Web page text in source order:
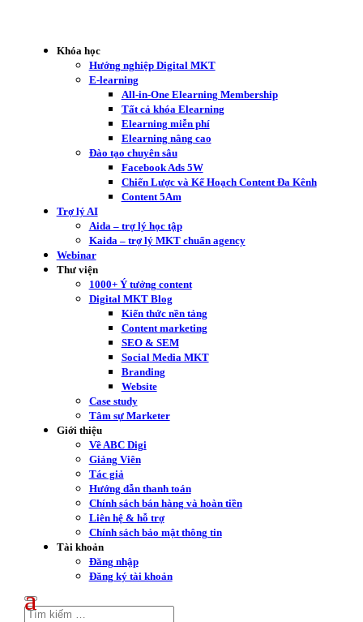
Khóa học
Hướng nghiệp Digital MKT
E-learning
All-in-One Elearning Membership
Tất cả khóa Elearning
Elearning miễn phí
Elearning nâng cao
Đào tạo chuyên sâu
Facebook Ads 5W
Chiến Lược và Kế Hoạch Content Đa Kênh
Content 5Am
Trợ lý AI
Aida – trợ lý học tập
Kaida – trợ lý MKT chuẩn agency
Webinar
Thư viện
1000+ Ý tưởng content
Digital MKT Blog
Kiến thức nền tảng
Content marketing
SEO & SEM
Social Media MKT
Branding
Website
Case study
Tâm sự Marketer
Giới thiệu
Về ABC Digi
Giảng Viên
Tác giả
Hướng dẫn thanh toán
Chính sách bán hàng và hoàn tiền
Liên hệ & hỗ trợ
Chính sách bảo mật thông tin
Tài khoản
Đăng nhập
Đăng ký tài khoản